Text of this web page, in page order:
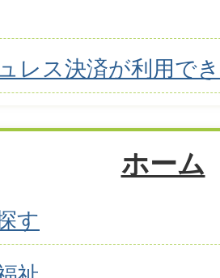
レス決済が利用で
ホーム
す